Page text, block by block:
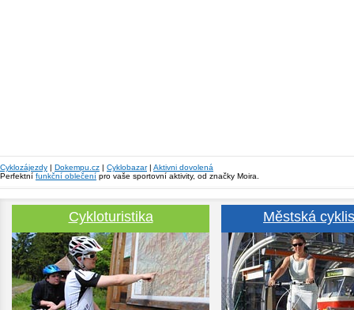
Cyklozájezdy | Dokempu.cz | Cyklobazar| Aktivni dovolená
Perfektní funkční oblečení pro vaše sportovní aktivity, od značky Moira.
Cykloturistika Městská